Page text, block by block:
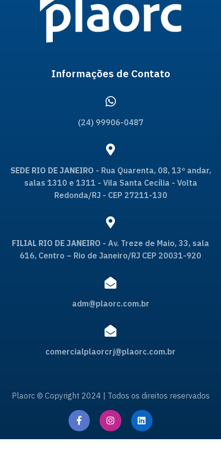
Informações de Contato
(24) 99906-0487
SEDE RIO DE JANEIRO - Rua Quarenta, 08, 13º andar,
salas 1310 e 1311 - Vila Santa Cecília - Volta
Redonda/RJ - CEP 27211-130
FILIAL RIO DE JANEIRO - Av. Treze de Maio, 33, sala
616, Centro – Rio de Janeiro/RJ CEP 20031-920
adm@plaorc.com.br
comercialplaorcrj@plaorc.com.br
Plaorc © Copyright 2024 | Todos os direitos reservados